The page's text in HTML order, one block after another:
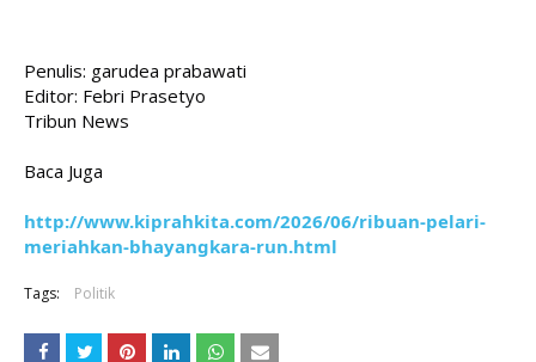
Penulis: garudea prabawati
Editor: Febri Prasetyo
Tribun News
Baca Juga
http://www.kiprahkita.com/2026/06/ribuan-pelari-
meriahkan-bhayangkara-run.html
Tags: Politik